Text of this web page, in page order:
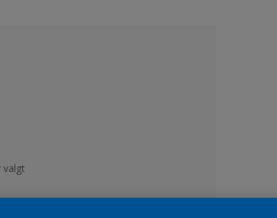
valgt